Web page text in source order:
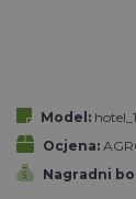
Model: hotel_1
Ocjena:
Nagradni